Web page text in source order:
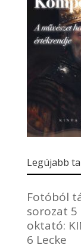
Legújabb
Fotóból
sorozat 5
oktató:
6 Lecke